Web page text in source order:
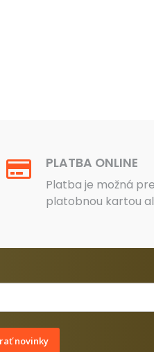
PLATBA ONLINE
Platba je možná
platobnou kartou
novinky